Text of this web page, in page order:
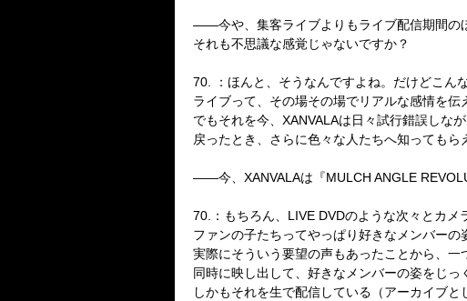
――今や、集客ライブよりもライブ配信期間の
それも不思議な感覚じゃないですか？
70. ： ほんと、そうなんですよね。だけどこん
ライブって、その場その場でリアルな感情を
でもそれを今、 XANVALAは日々試行錯誤しな
戻ったとき、さらに色々な人たちへ知っても
――今、 XANVALAは『MULCH ANGLE
70.： もちろん、 LIVE DVDのような次々とカメ
ファンの子たちってやっぱり好きなメンバーの
実際にそういう要望の声もあったことから、
同時に映し出して、好きなメンバーの姿をじっ
しかもそれを生で配信している（アーカイブと